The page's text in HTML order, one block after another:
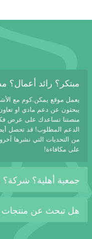
مبتكر؟ رائد أعمال؟
يعمل موقع يمكن.كوم مع
يبحثون عن دعم مادي او
منصتنا تساعدك على عرض
الدعم المطلوب! قد تحصل
من التحديات التي نشرها
على مكافاءة!
جمعية أهلية؟
هل تبحث عن منتجات